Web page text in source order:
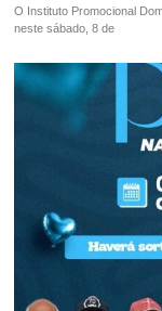
O Instituto Promocional
neste sábado, 8 de